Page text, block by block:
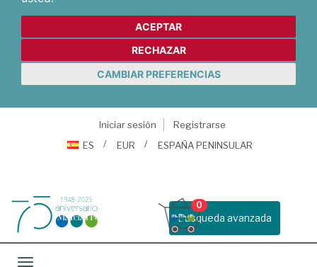
ACEPTAR
RECHAZAR
CAMBIAR PREFERENCIAS
Iniciar sesión
Registrarse
ES
EUR ESPAÑA PENINSULAR
Busqueda avanzada
0
Toggle navigation